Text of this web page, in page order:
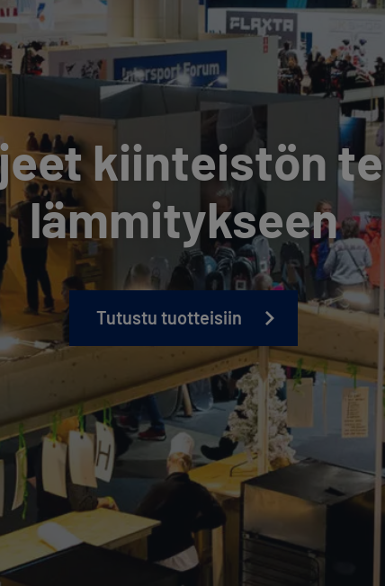
kiinteistön
lämmitykseen
Tutustu tuotteisiin